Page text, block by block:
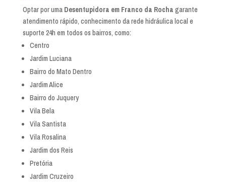
Optar por uma Desentupidora em Franco da Rocha garante
atendimento rápido, conhecimento da rede hidráulica local e
suporte 24h em todos os bairros, como:
Centro
Jardim Luciana
Bairro do Mato Dentro
Jardim Alice
Bairro do Juquery
Vila Bela
Vila Santista
Vila Rosalina
Jardim dos Reis
Pretória
Jardim Cruzeiro